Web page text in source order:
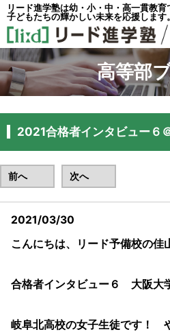
リード進学塾は幼・小・中・高一貫教育
子どもたちの輝かしい未来を応援します。
高等部
2021合格者インタビュー６
前へ 次へ
2021/03/30
こんにちは、リード予備校の佳
合格者インタビュー６ 大阪大
岐阜北高校の女子生徒です！